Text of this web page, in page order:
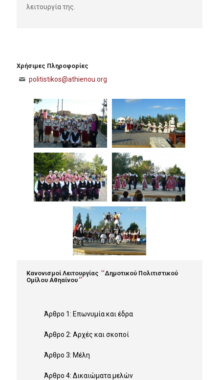
λειτουργία της.
Χρήσιμες Πληροφορίες
politistikos@athienou.org
Κανονισμοί Λειτουργίας “Δημοτικού Πολιτιστικού
Ομίλου Αθηαίνου”
Άρθρο 1: Επωνυμία και έδρα
Άρθρο 2: Αρχές και σκοποί
Άρθρο 3: Μέλη
Άρθρο 4: Δικαιώματα μελών